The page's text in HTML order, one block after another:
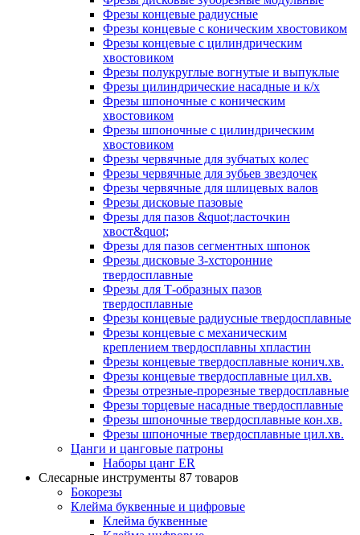
Фрезы концевые радиусные
Фрезы концевые с коническим хвостовиком
Фрезы концевые с цилиндрическим
хвостовиком
Фрезы полукруглые вогнутые и выпуклые
Фрезы цилиндрические насадные и к/х
Фрезы шпоночные с коническим
хвостовиком
Фрезы шпоночные с цилиндрическим
хвостовиком
Фрезы червячные для зубчатых колес
Фрезы червячные для зубьев звездочек
Фрезы червячные для шлицевых валов
Фрезы дисковые пазовые
Фрезы для пазов &quot;ласточкин
хвост&quot;
Фрезы для пазов сегментных шпонок
Фрезы дисковые 3-хсторонние
твердосплавные
Фрезы для Т-образных пазов
твердосплавные
Фрезы концевые радиусные твердосплавные
Фрезы концевые с механическим
креплением твердосплавны хпластин
Фрезы концевые твердосплавные конич.хв.
Фрезы концевые твердосплавные цил.хв.
Фрезы отрезные-прорезные твердосплавные
Фрезы торцевые насадные твердосплавные
Фрезы шпоночные твердосплавные кон.хв.
Фрезы шпоночные твердосплавные цил.хв.
Цанги и цанговые патроны
Наборы цанг ER
Слесарные инструменты 87 товаров
Бокорезы
Клейма буквенные и цифровые
Клейма буквенные